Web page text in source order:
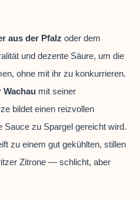
aus der Pfalz oder dem
und dezente Säure, um die
ohne mit ihr zu konkurrieren.
Wachau mit seiner
bildet einen reizvollen
Sauce zu Spargel gereicht wird.
zu einem gut gekühlten, stillen
Zitrone — schlicht, aber